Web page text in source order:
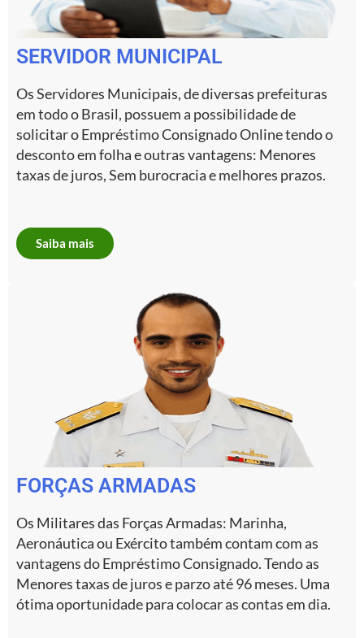
SERVIDOR MUNICIPAL
Os Servidores Municipais, de diversas prefeituras
em todo o Brasil, possuem a possibilidade de
solicitar o Empréstimo Consignado Online tendo o
desconto em folha e outras vantagens: Menores
taxas de juros, Sem burocracia e melhores prazos.
Saiba mais
FORÇAS ARMADAS
Os Militares das Forças Armadas: Marinha,
Aeronáutica ou Exército também contam com as
vantagens do Empréstimo Consignado. Tendo as
Menores taxas de juros e parzo até 96 meses. Uma
ótima oportunidade para colocar as contas em dia.